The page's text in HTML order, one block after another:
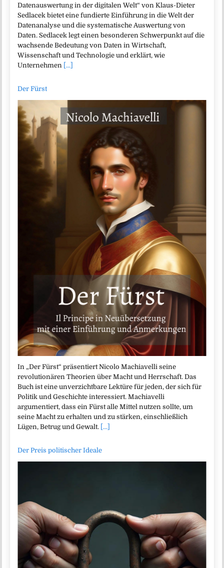
Datenauswertung in der digitalen Welt“ von Klaus-Dieter
Sedlacek bietet eine fundierte Einführung in die Welt der
Datenanalyse und die systematische Auswertung von
Daten. Sedlacek legt einen besonderen Schwerpunkt auf die
wachsende Bedeutung von Daten in Wirtschaft,
Wissenschaft und Technologie und erklärt, wie
Unternehmen [...]
Der Fürst
In „Der Fürst“ präsentiert Nicolo Machiavelli seine
revolutionären Theorien über Macht und Herrschaft. Das
Buch ist eine unverzichtbare Lektüre für jeden, der sich für
Politik und Geschichte interessiert. Machiavelli
argumentiert, dass ein Fürst alle Mittel nutzen sollte, um
seine Macht zu erhalten und zu stärken, einschließlich
Lügen, Betrug und Gewalt. [...]
Der Preis politischer Ideale